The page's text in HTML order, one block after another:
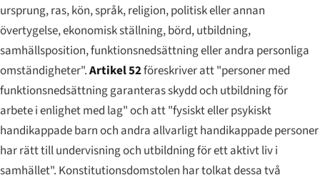
ursprung, ras, kön, språk, religion, politisk eller annan
övertygelse, ekonomisk ställning, börd, utbildning,
samhällsposition,funktionsnedsättningeller andra personliga
omständigheter".Artikel 52föreskriver att "personer med
funktionsnedsättning garanteras skydd och utbildning för
arbete i enlighet med lag" och att "fysiskt eller psykiskt
handikappade barn och andra allvarligt handikappade personer
har rätt till undervisning och utbildning för ett aktivt liv i
samhället". Konstitutionsdomstolen har tolkat dessa två